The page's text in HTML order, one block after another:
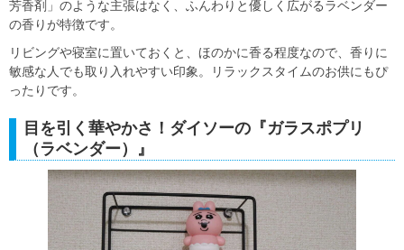
芳香剤」のような主張はなく、ふんわりと優しく広がるラベンダー
の香りが特徴です。
リビングや寝室に置いておくと、ほのかに香る程度なので、香りに
敏感な人でも取り入れやすい印象。リラックスタイムのお供にもぴ
ったりです。
目を引く華やかさ！ダイソーの『ガラスポプリ
（ラベンダー）』